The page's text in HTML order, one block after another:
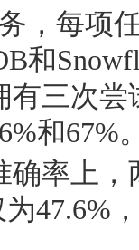
，每项
和
有三次
和67%
率上，
47.6%